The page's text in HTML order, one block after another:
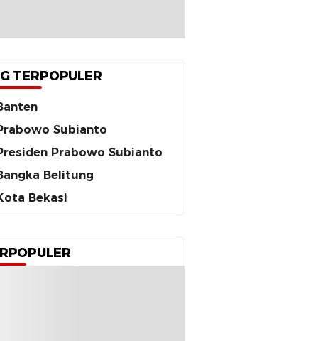
TERPOPULER
Subianto
Prabowo Subianto
Belitung
Bekasi